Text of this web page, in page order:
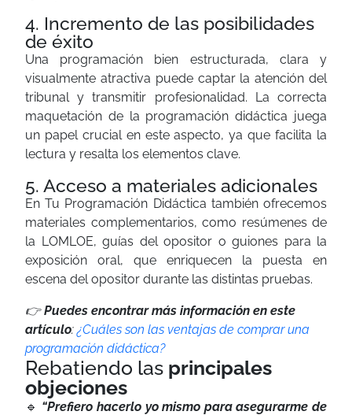
4. Incremento de las posibilidades
de éxito
Una programación bien estructurada, clara y
visualmente atractiva puede captar la atención del
tribunal y transmitir profesionalidad. La correcta
maquetación de la programación didáctica juega
un papel crucial en este aspecto, ya que facilita la
lectura y resalta los elementos clave.
5. Acceso a materiales adicionales
En Tu Programación Didáctica también ofrecemos
materiales complementarios, como resúmenes de
la LOMLOE, guías del opositor o guiones para la
exposición oral, que enriquecen la puesta en
escena del opositor durante las distintas pruebas.
👉Puedes encontrar más información en este
artículo:¿Cuáles son las ventajas de comprar una
programación didáctica?
Rebatiendo las principales
objeciones
🔹 “Prefiero hacerlo yo mismo para asegurarme de